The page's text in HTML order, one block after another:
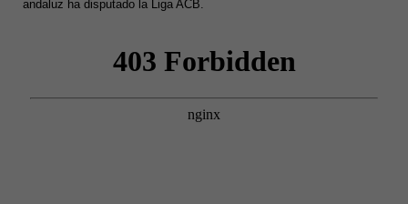
andaluz ha disputado la Liga ACB.